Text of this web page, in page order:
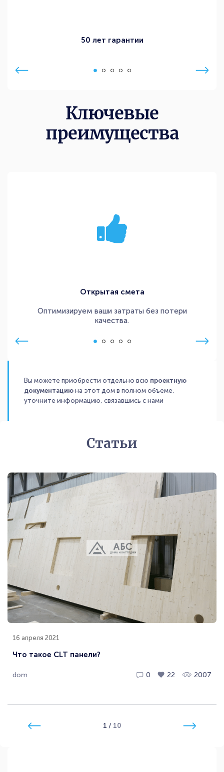
50 лет гарантии
Ключевые
преимущества
Открытая смета
Оптимизируем ваши затраты без потери
качества.
Вы можете приобрести отдельно всю проектную
документацию на этот дом в полном объеме,
уточните информацию, связавшись с нами
Статьи
16 апреля 2021
Что такое CLT панели?
dom 0 22 2007
1 / 10